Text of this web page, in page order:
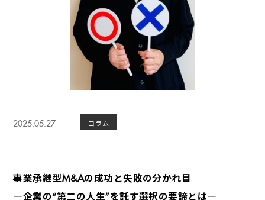
2025.05.27 コラム
事業承継型M&Aの成功と失敗の分かれ目
―企業の“第二の人生”を託す選択の要諦とは―